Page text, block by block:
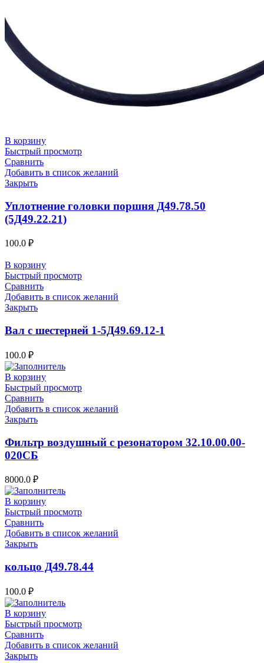
В корзину
Быстрый просмотр
Сравнить
Добавить в список желаний
Закрыть
Уплотнение головки поршня Д49.78.50
(5Д49.22.21)
100.0 ₽
В корзину
Быстрый просмотр
Сравнить
Добавить в список желаний
Закрыть
Вал с шестерней 1-5Д49.69.12-1
100.0 ₽
В корзину
Быстрый просмотр
Сравнить
Добавить в список желаний
Закрыть
Фильтр воздушный с резонатором 32.10.00.00-
020СБ
8000.0 ₽
В корзину
Быстрый просмотр
Сравнить
Добавить в список желаний
Закрыть
кольцо Д49.78.44
100.0 ₽
В корзину
Быстрый просмотр
Сравнить
Добавить в список желаний
Закрыть